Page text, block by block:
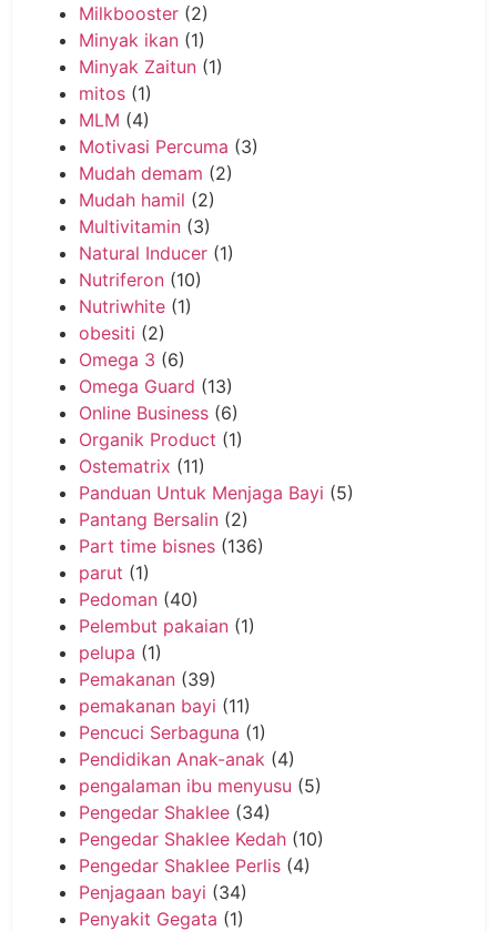
Milkbooster (2)
Minyak ikan (1)
Minyak Zaitun (1)
mitos (1)
MLM (4)
Motivasi Percuma (3)
Mudah demam (2)
Mudah hamil (2)
Multivitamin (3)
Natural Inducer (1)
Nutriferon (10)
Nutriwhite (1)
obesiti (2)
Omega 3 (6)
Omega Guard (13)
Online Business (6)
Organik Product (1)
Ostematrix (11)
Panduan Untuk Menjaga Bayi (5)
Pantang Bersalin (2)
Part time bisnes (136)
parut (1)
Pedoman (40)
Pelembut pakaian (1)
pelupa (1)
Pemakanan (39)
pemakanan bayi (11)
Pencuci Serbaguna (1)
Pendidikan Anak-anak (4)
pengalaman ibu menyusu (5)
Pengedar Shaklee (34)
Pengedar Shaklee Kedah (10)
Pengedar Shaklee Perlis (4)
Penjagaan bayi (34)
Penyakit Gegata (1)